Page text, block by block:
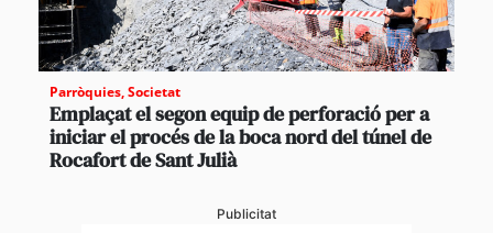
Parròquies,Societat
Emplaçat el segon equip de perforació per a
iniciar el procés de la boca nord del túnel de
Rocafort de Sant Julià
Publicitat